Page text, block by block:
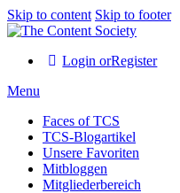
Skip to content Skip to footer
Login orRegister
Menu
Faces of TCS
TCS-Blogartikel
Unsere Favoriten
Mitbloggen
Mitgliederbereich